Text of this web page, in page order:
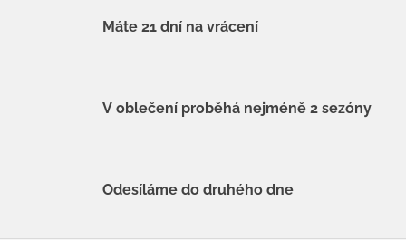
Máte 21 dní na vrácení
V oblečení proběhá nejméně 2 sezóny
Odesíláme do druhého dne